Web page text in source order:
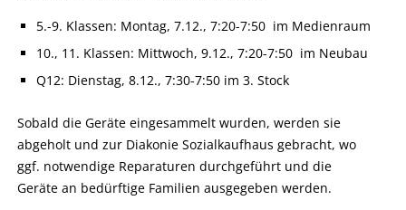
5.-9. Klassen: Montag, 7.12., 7:20-7:50 im Medienraum
10., 11. Klassen: Mittwoch, 9.12., 7:20-7:50 im Neubau
Q12: Dienstag, 8.12., 7:30-7:50 im 3. Stock
Sobald die Geräte eingesammelt wurden, werden sie
abgeholt und zur Diakonie Sozialkaufhaus gebracht, wo
ggf. notwendige Reparaturen durchgeführt und die
Geräte an bedürftige Familien ausgegeben werden.